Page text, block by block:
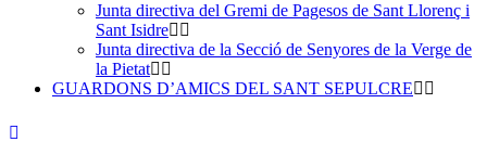
Junta directiva del Gremi de Pagesos de Sant Llorenç i
Sant Isidre
Junta directiva de la Secció de Senyores de la Verge de
la Pietat
GUARDONS D’AMICS DEL SANT SEPULCRE